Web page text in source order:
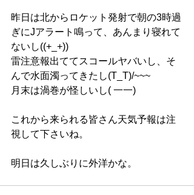
昨日は北からロケット発射で朝の3時過
ぎにJアラート鳴って、あんまり寝れて
ないし((+_+))
雷注意報出ててスコールヤバいし、そ
んで水面濁ってきたし(T_T)/~~~
月末は渦巻が怪しいし( 一一)
これから来られる皆さん天気予報は注
視して下さいね。
明日は久しぶりに外洋かな。